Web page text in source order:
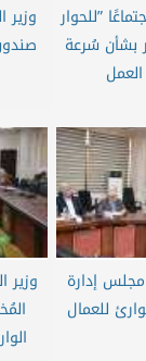
”للحوار
بشأن سُرعة
إدارة
للعمال
وزير